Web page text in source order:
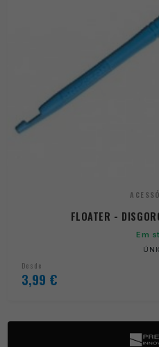
FLOATER -
Em
Desde
3,99 €